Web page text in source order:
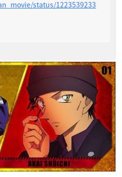
status/1223539233